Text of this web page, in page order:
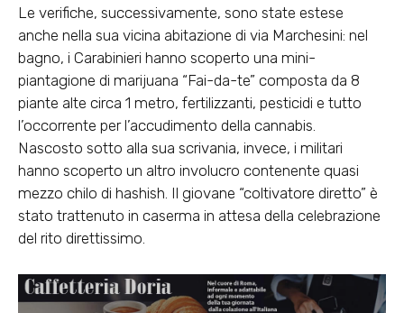
Le verifiche, successivamente, sono state estese
anche nella sua vicina abitazione di via Marchesini: nel
bagno, i Carabinieri hanno scoperto una mini-
piantagione di marijuana “Fai-da-te” composta da 8
piante alte circa 1 metro, fertilizzanti, pesticidi e tutto
l’occorrente per l’accudimento della cannabis.
Nascosto sotto alla sua scrivania, invece, i militari
hanno scoperto un altro involucro contenente quasi
mezzo chilo di hashish. Il giovane “coltivatore diretto” è
stato trattenuto in caserma in attesa della celebrazione
del rito direttissimo.